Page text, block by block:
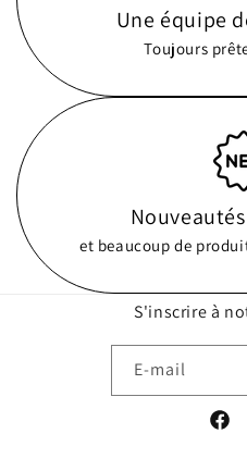
Une équipe
Toujours
et beaucoup de
S'inscrire à
E-mail